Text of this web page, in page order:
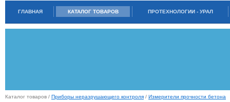
ГЛАВНАЯ КАТАЛОГ ТОВАРОВ ПРОТЕХНОЛОГИИ - УРАЛ
Каталог товаров / Приборы неразрушающего контроля / Измерители прочности бетона